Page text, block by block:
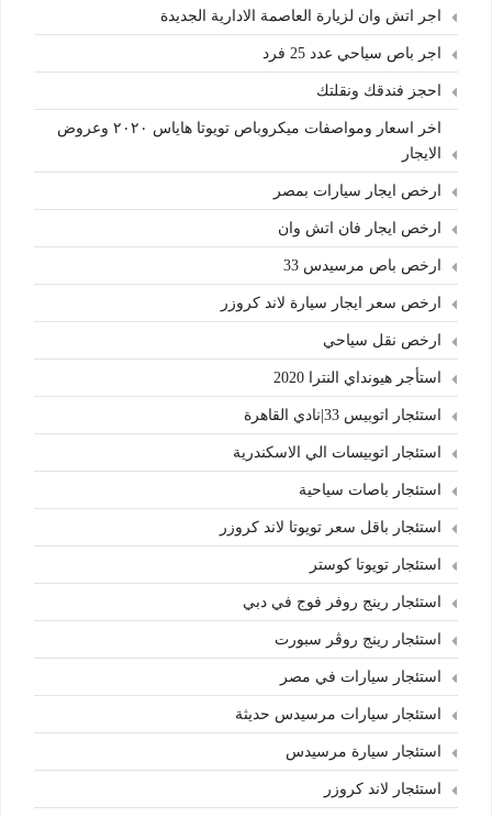
اجر اتش وان لزيارة العاصمة الادارية الجديدة
اجر باص سياحي عدد 25 فرد
احجز فندقك ونقلتك
اخر اسعار ومواصفات ميكروباص تويوتا هاياس ٢٠٢٠ وعروض
الايجار
ارخص ايجار سيارات بمصر
ارخص ايجار فان اتش وان
ارخص باص مرسيدس 33
ارخص سعر ايجار سيارة لاند كروزر
ارخص نقل سياحي
استأجر هيونداي النترا 2020
استئجار اتوبيس 33|نادي القاهرة
استئجار اتوبيسات الي الاسكندرية
استئجار باصات سياحية
استئجار باقل سعر تويوتا لاند كروزر
استئجار تويوتا كوستر
استئجار رينج روفر فوج في دبي
استئجار رينج روڤر سبورت
استئجار سيارات في مصر
استئجار سيارات مرسيدس حديثة
استئجار سيارة مرسيدس
استئجار لاند كروزر